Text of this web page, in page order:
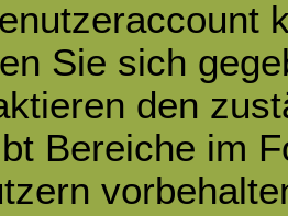
Sie sich
den
Bereiche im